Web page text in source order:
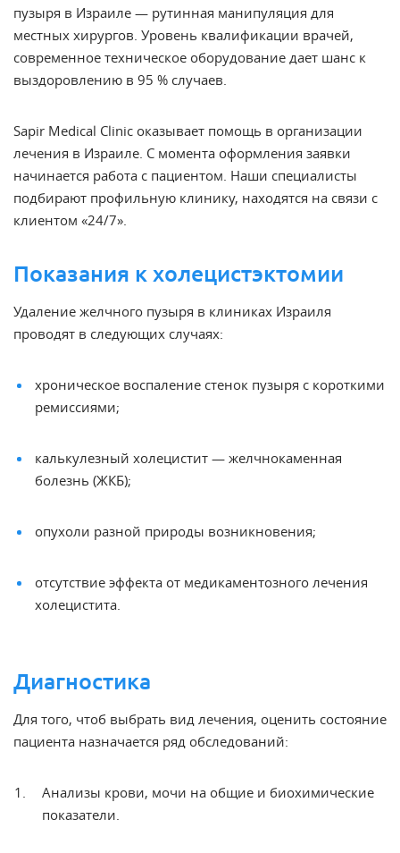
пузыря в Израиле — рутинная манипуляция для
местных хирургов. Уровень квалификации врачей,
современное техническое оборудование дает шанс к
выздоровлению в 95 % случаев.
Sapir Medical Clinic оказывает помощь в организации
лечения в Израиле. С момента оформления заявки
начинается работа с пациентом. Наши специалисты
подбирают профильную клинику, находятся на связи с
клиентом «24/7».
Показания к холецистэктомии
Удаление желчного пузыря в клиниках Израиля
проводят в следующих случаях:
хроническое воспаление стенок пузыря с короткими
ремиссиями;
калькулезный холецистит — желчнокаменная
болезнь (ЖКБ);
опухоли разной природы возникновения;
отсутствие эффекта от медикаментозного лечения
холецистита.
Диагностика
Для того, чтоб выбрать вид лечения, оценить состояние
пациента назначается ряд обследований:
Анализы крови, мочи на общие и биохимические
показатели.